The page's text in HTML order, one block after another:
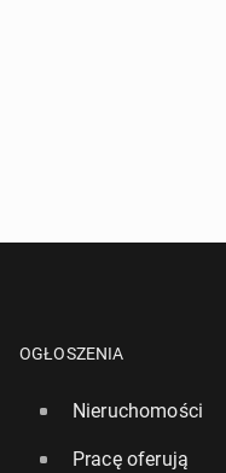
OGŁOSZENIA
Nieruchomości
Pracę oferują